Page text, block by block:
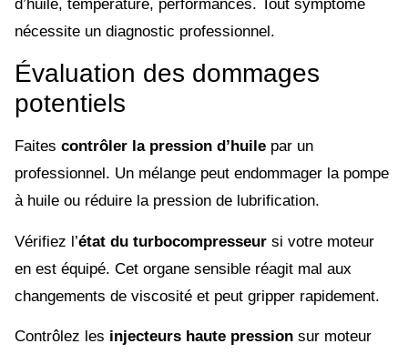
d’huile, température, performances. Tout symptôme
nécessite un diagnostic professionnel.
Évaluation des dommages
potentiels
Faites contrôler la pression d’huile par un
professionnel. Un mélange peut endommager la pompe
à huile ou réduire la pression de lubrification.
Vérifiez l’état du turbocompresseur si votre moteur
en est équipé. Cet organe sensible réagit mal aux
changements de viscosité et peut gripper rapidement.
Contrôlez les injecteurs haute pression sur moteur